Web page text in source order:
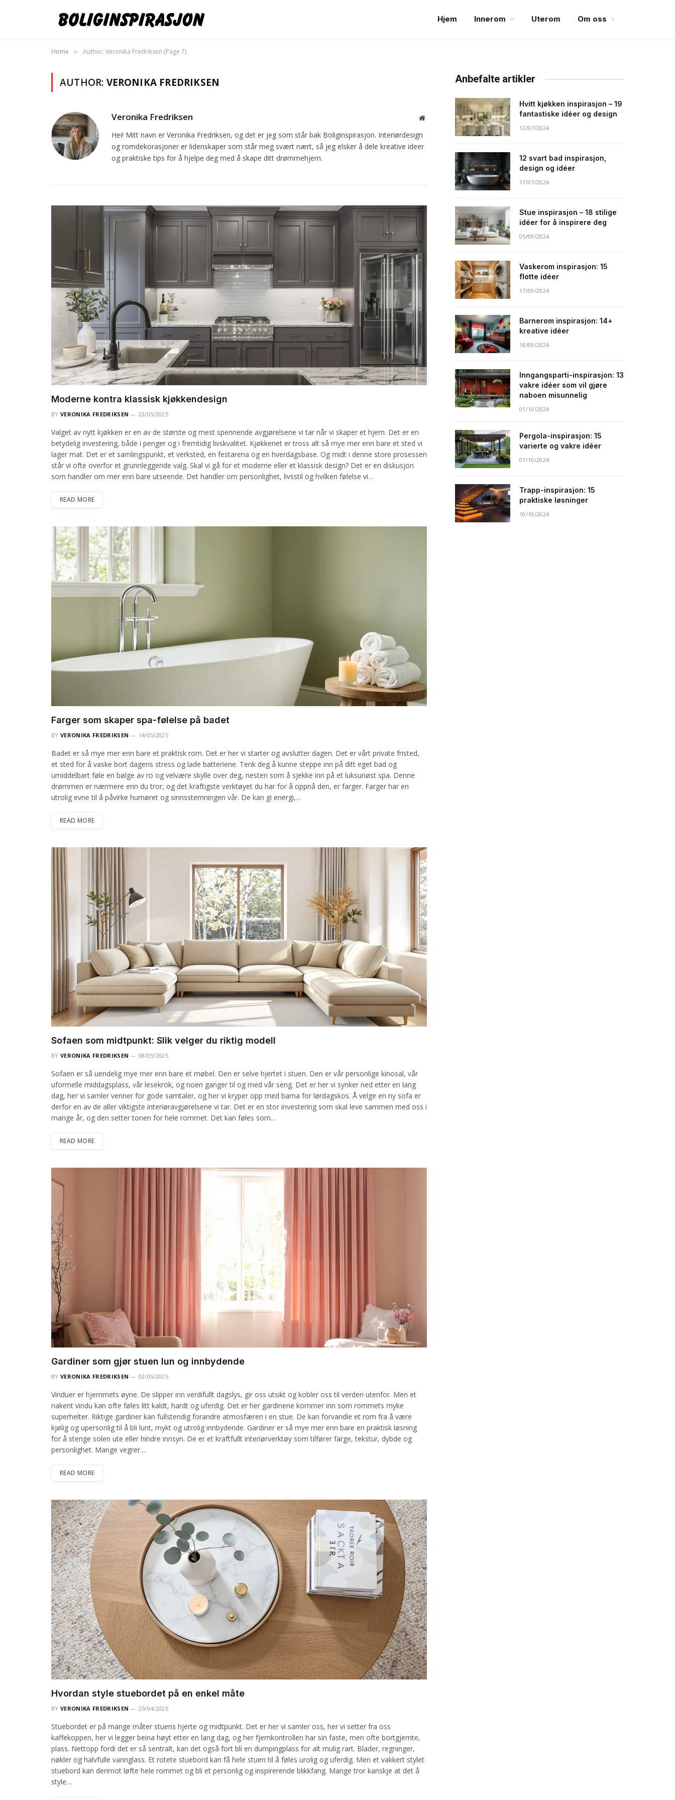
Hjem Innerom Uterom Om oss
Home » Author: Veronika Fredriksen (Page 7)
AUTHOR: VERONIKA FREDRIKSEN
Veronika Fredriksen Website
Hei! Mitt navn er Veronika Fredriksen, og det er jeg som står bak Boliginspirasjon. Interiørdesign
og romdekorasjoner er lidenskaper som står meg svært nært, så jeg elsker å dele kreative ideer
og praktiske tips for å hjelpe deg med å skape ditt drømmehjem.
Moderne kontra klassisk kjøkkendesign
BY VERONIKA FREDRIKSEN 23/05/2025
Valget av nytt kjøkken er en av de største og mest spennende avgjørelsene vi tar når vi skaper et hjem. Det er en
betydelig investering, både i penger og i fremtidig livskvalitet. Kjøkkenet er tross alt så mye mer enn bare et sted vi
lager mat. Det er et samlingspunkt, et verksted, en festarena og en hverdagsbase. Og midt i denne store prosessen
står vi ofte overfor et grunnleggende valg. Skal vi gå for et moderne eller et klassisk design? Det er en diskusjon
som handler om mer enn bare utseende. Det handler om personlighet, livsstil og hvilken følelse vi…
READ MORE
Farger som skaper spa-følelse på badet
BY VERONIKA FREDRIKSEN 14/05/2025
Badet er så mye mer enn bare et praktisk rom. Det er her vi starter og avslutter dagen. Det er vårt private fristed,
et sted for å vaske bort dagens stress og lade batteriene. Tenk deg å kunne steppe inn på ditt eget bad og
umiddelbart føle en bølge av ro og velvære skylle over deg, nesten som å sjekke inn på et luksuriøst spa. Denne
drømmen er nærmere enn du tror, og det kraftigste verktøyet du har for å oppnå den, er farger. Farger har en
utrolig evne til å påvirke humøret og sinnsstemningen vår. De kan gi energi,…
READ MORE
Sofaen som midtpunkt: Slik velger du riktig modell
BY VERONIKA FREDRIKSEN 08/05/2025
Sofaen er så uendelig mye mer enn bare et møbel. Den er selve hjertet i stuen. Den er vår personlige kinosal, vår
uformelle middagsplass, vår lesekrok, og noen ganger til og med vår seng. Det er her vi synker ned etter en lang
dag, her vi samler venner for gode samtaler, og her vi kryper opp med barna for lørdagskos. Å velge en ny sofa er
derfor en av de aller viktigste interiøravgjørelsene vi tar. Det er en stor investering som skal leve sammen med oss i
mange år, og den setter tonen for hele rommet. Det kan føles som…
READ MORE
Gardiner som gjør stuen lun og innbydende
BY VERONIKA FREDRIKSEN 02/05/2025
Vinduer er hjemmets øyne. De slipper inn verdifullt dagslys, gir oss utsikt og kobler oss til verden utenfor. Men et
nakent vindu kan ofte føles litt kaldt, hardt og uferdig. Det er her gardinene kommer inn som rommets myke
superhelter. Riktige gardiner kan fullstendig forandre atmosfæren i en stue. De kan forvandle et rom fra å være
kjølig og upersonlig til å bli lunt, mykt og utrolig innbydende. Gardiner er så mye mer enn bare en praktisk løsning
for å stenge solen ute eller hindre innsyn. De er et kraftfullt interiørverktøy som tilfører farge, tekstur, dybde og
personlighet. Mange vegrer…
READ MORE
Hvordan style stuebordet på en enkel måte
BY VERONIKA FREDRIKSEN 25/04/2025
Stuebordet er på mange måter stuens hjerte og midtpunkt. Det er her vi samler oss, her vi setter fra oss
kaffekoppen, her vi legger beina høyt etter en lang dag, og her fjernkontrollen har sin faste, men ofte bortgjemte,
plass. Nettopp fordi det er så sentralt, kan det også fort bli en dumpingplass for alt mulig rart. Blader, regninger,
nøkler og halvfulle vannglass. Et rotete stuebord kan få hele stuen til å føles urolig og uferdig. Men et vakkert stylet
stuebord kan derimot løfte hele rommet og bli et personlig og inspirerende blikkfang. Mange tror kanskje at det å
style…
Anbefalte artikler
Hvitt kjøkken inspirasjon – 19
fantastiske idéer og design
12/07/2024
12 svart bad inspirasjon,
design og idéer
17/07/2024
Stue inspirasjon – 18 stilige
idéer for å inspirere deg
05/09/2024
Vaskerom inspirasjon: 15
flotte idéer
17/09/2024
Barnerom inspirasjon: 14+
kreative idéer
18/09/2024
Inngangsparti-inspirasjon: 13
vakre idéer som vil gjøre
naboen misunnelig
01/10/2024
Pergola-inspirasjon: 15
varierte og vakre idéer
07/10/2024
Trapp-inspirasjon: 15
praktiske løsninger
10/10/2024